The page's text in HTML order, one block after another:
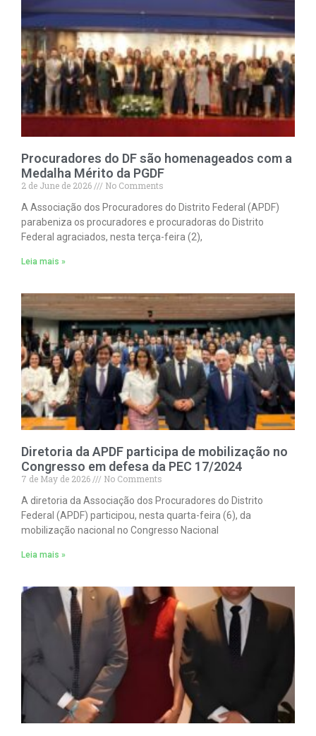
Procuradores do DF são homenageados com a
Medalha Mérito da PGDF
2 de June de 2026
No Comments
A Associação dos Procuradores do Distrito Federal (APDF)
parabeniza os procuradores e procuradoras do Distrito
Federal agraciados, nesta terça-feira (2),
Leia mais »
Diretoria da APDF participa de mobilização no
Congresso em defesa da PEC 17/2024
7 de May de 2026
No Comments
A diretoria da Associação dos Procuradores do Distrito
Federal (APDF) participou, nesta quarta-feira (6), da
mobilização nacional no Congresso Nacional
Leia mais »